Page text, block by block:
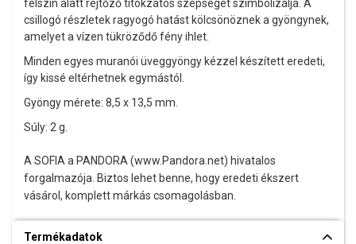
felszín alatt rejtőző titokzatos szépséget szimbolizálja. A
csillogó részletek ragyogó hatást kölcsönöznek a gyöngynek,
amelyet a vízen tükröződő fény ihlet.
Minden egyes muranói üveggyöngy kézzel készített eredeti,
így kissé eltérhetnek egymástól.
Gyöngy mérete: 8,5 x 13,5 mm.
Súly: 2 g.
A SOFIA a PANDORA (www.Pandora.net) hivatalos
forgalmazója. Biztos lehet benne, hogy eredeti ékszert
vásárol, komplett márkás csomagolásban.
Termékadatok